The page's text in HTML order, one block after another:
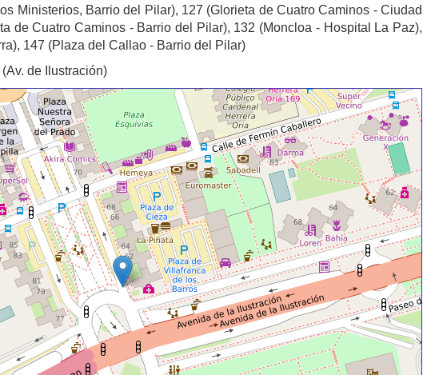
Ministerios, Barrio del Pilar), 127 (Glorieta de Cuatro Caminos - Ciudad
de Cuatro Caminos - Barrio del Pilar), 132 (Moncloa - Hospital La Paz),
147 (Plaza del Callao - Barrio del Pilar)
de Ilustración)